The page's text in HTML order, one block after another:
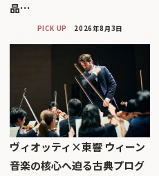
品…
PICK UP 2026年8月3日
ヴィオッティ×東響 ウィーン
音楽の核心へ迫る古典プログ